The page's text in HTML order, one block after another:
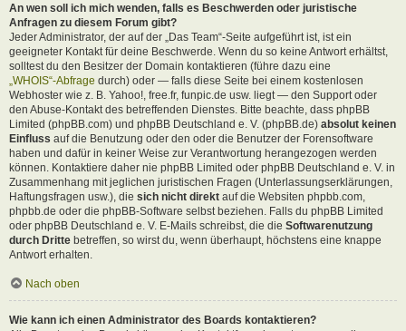
An wen soll ich mich wenden, falls es Beschwerden oder juristische
Anfragen zu diesem Forum gibt?
Jeder Administrator, der auf der „Das Team“-Seite aufgeführt ist, ist ein
geeigneter Kontakt für deine Beschwerde. Wenn du so keine Antwort erhältst,
solltest du den Besitzer der Domain kontaktieren (führe dazu eine
„WHOIS“-Abfrage durch) oder — falls diese Seite bei einem kostenlosen
Webhoster wie z. B. Yahoo!, free.fr, funpic.de usw. liegt — den Support oder
den Abuse-Kontakt des betreffenden Dienstes. Bitte beachte, dass phpBB
Limited (phpBB.com) und phpBB Deutschland e. V. (phpBB.de) absolut keinen
Einfluss auf die Benutzung oder den oder die Benutzer der Forensoftware
haben und dafür in keiner Weise zur Verantwortung herangezogen werden
können. Kontaktiere daher nie phpBB Limited oder phpBB Deutschland e. V. in
Zusammenhang mit jeglichen juristischen Fragen (Unterlassungserklärungen,
Haftungsfragen usw.), die sich nicht direkt auf die Websiten phpbb.com,
phpbb.de oder die phpBB-Software selbst beziehen. Falls du phpBB Limited
oder phpBB Deutschland e. V. E-Mails schreibst, die die Softwarenutzung
durch Dritte betreffen, so wirst du, wenn überhaupt, höchstens eine knappe
Antwort erhalten.
Nach oben
Wie kann ich einen Administrator des Boards kontaktieren?